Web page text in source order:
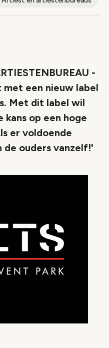
-
een nieuw label
Met dit label wil
op een hoge
er voldoende
ouders vanzelf!'